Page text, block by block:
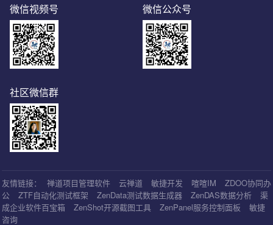
微信公众号
微信视频号
社区微信群
友情链接： 禅道项目管理软件 云禅道 敏捷开发 喧喧IM
ZDOO协同办
公
ZTF自动化测试框架 ZenData测试数据生成器 ZenDAS数据分析
渠
成企业软件百宝箱
ZenShot开源截图工具 ZenPanel服务控制面板
敏捷
咨询